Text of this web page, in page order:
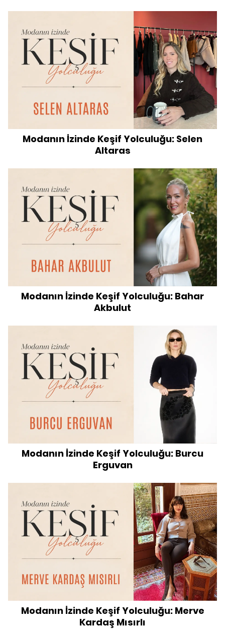
Modanın İzinde Keşif Yolculuğu: Selen
Altaras
Modanın İzinde Keşif Yolculuğu: Bahar
Akbulut
Modanın İzinde Keşif Yolculuğu: Burcu
Erguvan
Modanın İzinde Keşif Yolculuğu: Merve
Kardaş Mısırlı